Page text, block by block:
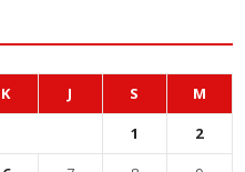
K J S
M
1
2